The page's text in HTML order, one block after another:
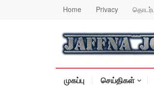
Home Privacy
முகப்பு செய்திகள்